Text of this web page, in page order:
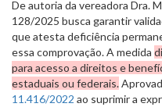
De autoria da vereadora Dra.
128/2025 busca garantir
que atesta deficiência
essa comprovação. A medida
para acesso a direitos e
estaduais ou federais.
11.416/2022 ao suprimir a